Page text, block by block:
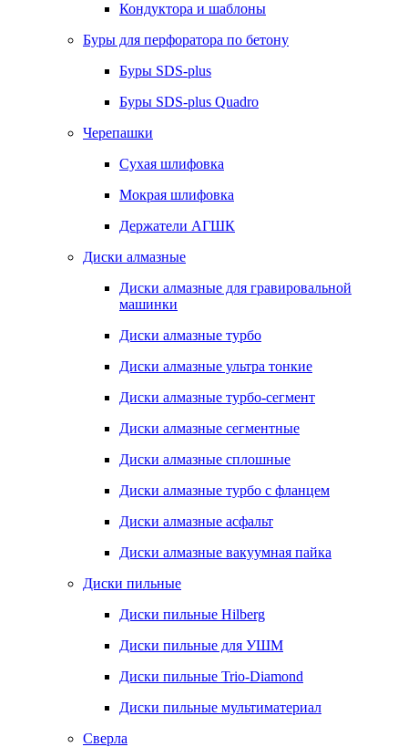
Кондуктора и шаблоны
Буры для перфоратора по бетону
Буры SDS-plus
Буры SDS-plus Quadro
Черепашки
Сухая шлифовка
Мокрая шлифовка
Держатели АГШК
Диски алмазные
Диски алмазные для гравировальной
машинки
Диски алмазные турбо
Диски алмазные ультра тонкие
Диски алмазные турбо-сегмент
Диски алмазные сегментные
Диски алмазные сплошные
Диски алмазные турбо с фланцем
Диски алмазные асфальт
Диски алмазные вакуумная пайка
Диски пильные
Диски пильные Hilberg
Диски пильные для УШМ
Диски пильные Trio-Diamond
Диски пильные мультиматериал
Сверла